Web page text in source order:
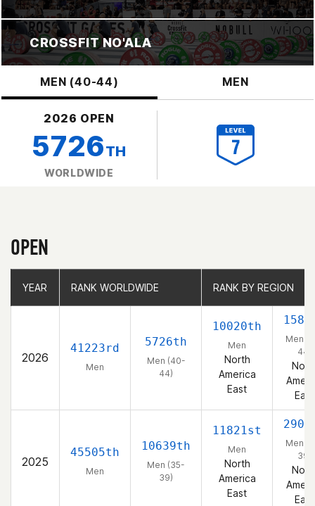
CROSSFIT NO'ALA
MEN (40-44) MEN
2026 OPEN
5726TH
WORLDWIDE
OPEN
YEAR RANK WORLDWIDE RANK BY REGION
2026
41223rd
Men
5726th
Men (40-
44)
10020th
Men
North
America
East
Men
44)
East
2025
45505th
Men
10639th
Men (35-
39)
11821st
Men
North
America
East
Men
39)
East
YEAR RANK WORLDWIDE RANK BY REGION